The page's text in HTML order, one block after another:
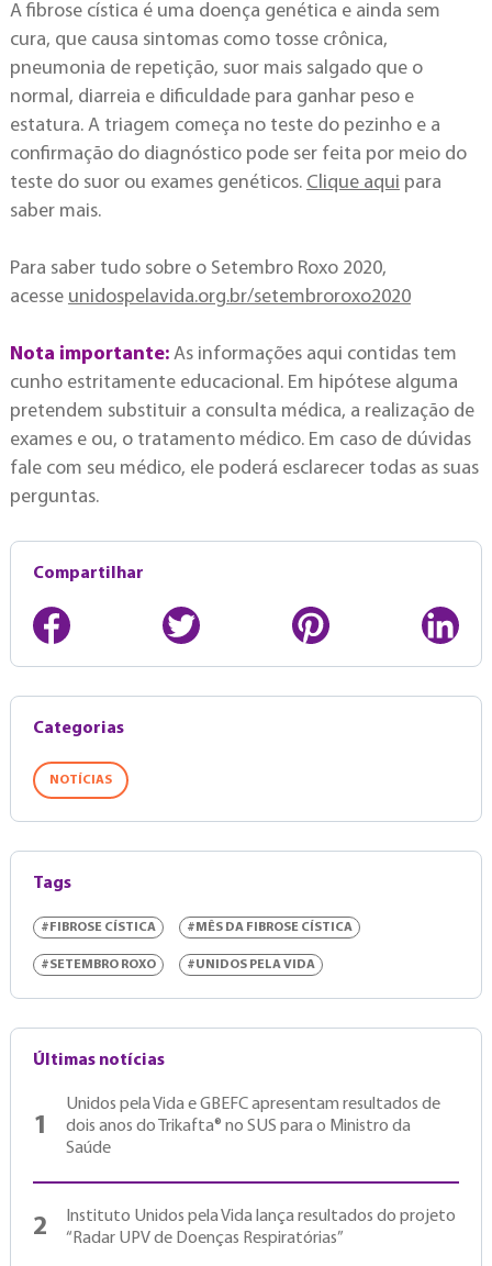
A fibrose cística é uma doença genética e ainda sem
cura, que causa sintomas como tosse crônica,
pneumonia de repetição, suor mais salgado que o
normal, diarreia e dificuldade para ganhar peso e
estatura. A triagem começa no teste do pezinho e a
confirmação do diagnóstico pode ser feita por meio do
teste do suor ou exames genéticos. Clique aqui para
saber mais.
Para saber tudo sobre o Setembro Roxo 2020,
acesse unidospelavida.org.br/setembroroxo2020
Nota importante:As informações aqui contidas tem
cunho estritamente educacional. Em hipótese alguma
pretendem substituir a consulta médica, a realização de
exames e ou, o tratamento médico. Em caso de dúvidas
fale com seu médico, ele poderá esclarecer todas as suas
perguntas.
Compartilhar
Categorias
NOTÍCIAS
Tags
#FIBROSE CÍSTICA #MÊS DA FIBROSE CÍSTICA
#SETEMBRO ROXO #UNIDOS PELA VIDA
Últimas notícias
1
Unidos pela Vida e GBEFC apresentam resultados de
dois anos do Trikafta® no SUS para o Ministro da
Saúde
2
Instituto Unidos pela Vida lança resultados do projeto
“Radar UPV de Doenças Respiratórias”